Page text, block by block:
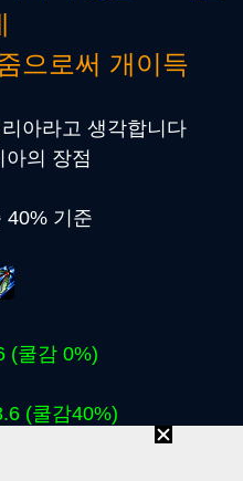
으로써 개이득
아라고 생각합니다
아의 장점
40% 기준
(쿨감 0%)
(쿨감40%)